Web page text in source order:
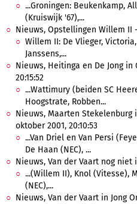
...Groningen: Beukenkamp,
(Kruiswijk '67),...
Nieuws, Opstellingen Willem II
Willem II: De Vlieger,
Janssens,...
Nieuws, Heitinga en De Jong in
20:15:52
...Wattimury (beiden SC
Hoogstrate, Robben...
Nieuws, Maarten Stekelenburg
oktober 2001, 20:10:53
...Van Driel en Van Persi
De Haan (NEC), ...
Nieuws, Van der Vaart nog niet
...(Willem II), Knol (Vitesse),
(NEC),...
Nieuws, Van der Vaart in Jong